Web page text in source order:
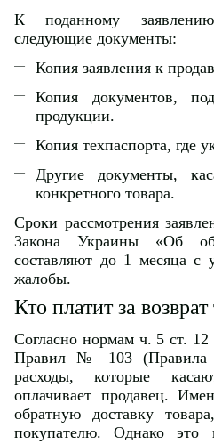
К поданному
следующие документы:
Копия заявления к
Копия документов,
продукции.
Копия техпаспорта, где
Другие документы,
конкретного товара.
Сроки рассмотрения
Закона Украины «Об
составляют до 1 месяца с
жалобы.
Кто платит за возврат
Согласно нормам ч. 5 ст.
Правил № 103 (Правила
расходы, которые
оплачивает продавец.
обратную доставку
покупателю. Однако это